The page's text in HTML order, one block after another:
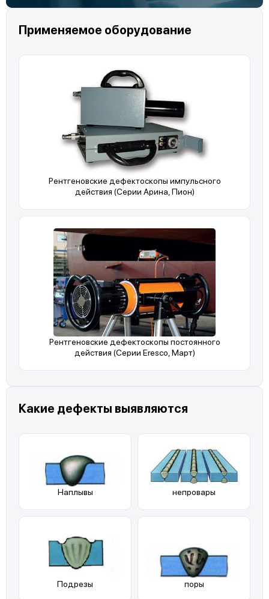
Применяемое оборудование
Рентгеновские дефектоскопы импульсного
действия (Серии Арина, Пион)
Рентгеновские дефектоскопы постоянного
действия (Серии Eresco, Март)
Какие дефекты выявляются
Наплывы непровары
Подрезы поры